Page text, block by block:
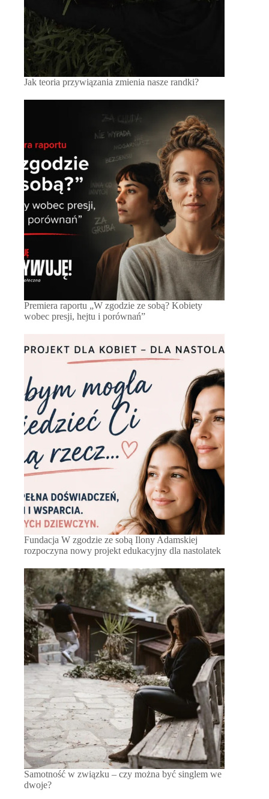
Jak teoria przywiązania zmienia nasze randki?
Premiera raportu „W zgodzie ze sobą? Kobiety
wobec presji, hejtu i porównań”
Fundacja W zgodzie ze sobą Ilony Adamskiej
rozpoczyna nowy projekt edukacyjny dla nastolatek
Samotność w związku – czy można być singlem we
dwoje?